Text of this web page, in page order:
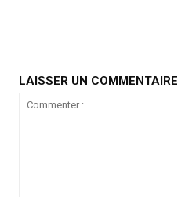
LAISSER UN COMMENTAIRE